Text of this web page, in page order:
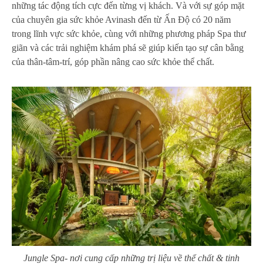
những tác động tích cực đến từng vị khách. Và với sự góp mặt
của chuyên gia sức khỏe Avinash đến từ Ấn Độ có 20 năm
trong lĩnh vực sức khỏe, cùng với những phương pháp Spa thư
giãn và các trải nghiệm khám phá sẽ giúp kiến ​​tạo sự cân bằng
của thân-tâm-trí, góp phần nâng cao sức khỏe thể chất.
Jungle Spa- nơi cung cấp những trị liệu về thể chất & tinh